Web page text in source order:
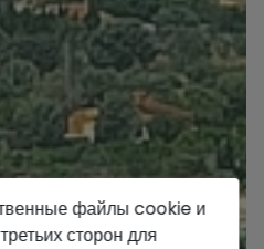
файлы cookie и
сторон для